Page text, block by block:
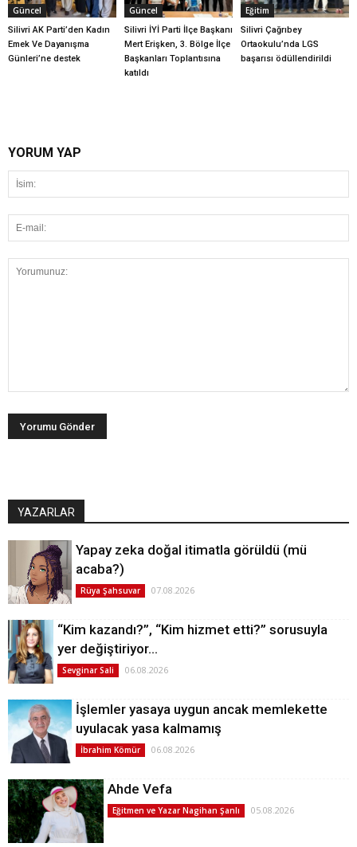
Güncel
Silivri AK Parti’den Kadın
Emek Ve Dayanışma
Günleri’ne destek
Güncel
Silivri İYİ Parti İlçe Başkanı
Mert Erişken, 3. Bölge İlçe
Başkanları Toplantısına
katıldı
Eğitim
Silivri Çağrıbey
Ortaokulu’nda LGS
başarısı ödüllendirildi
YORUM YAP
YAZARLAR
Yapay zeka doğal itimatla görüldü (mü
acaba?)
Rüya Şahsuvar 07.08.2026
“Kim kazandı?”, “Kim hizmet etti?” sorusuyla
yer değiştiriyor…
Sevginar Sali 06.08.2026
İşlemler yasaya uygun ancak memlekette
uyulacak yasa kalmamış
İbrahim Kömür 06.08.2026
Ahde Vefa
Eğitmen ve Yazar Nagihan Şanlı 05.08.2026